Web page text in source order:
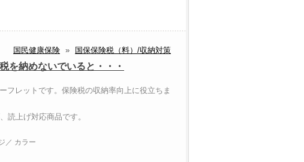
国民健康保険 » 国保保険税（料）/収納対策
を納めないでいると・・・
フレットです。保険税の収納率向上に役立ちま
上げ対応商品です。
／ カラー